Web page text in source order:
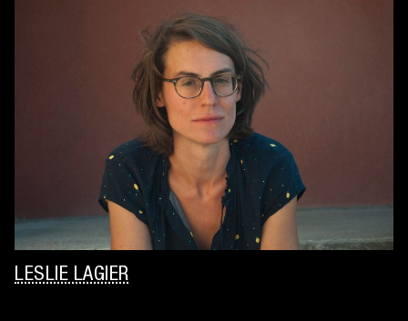
LESLIE LAGIER